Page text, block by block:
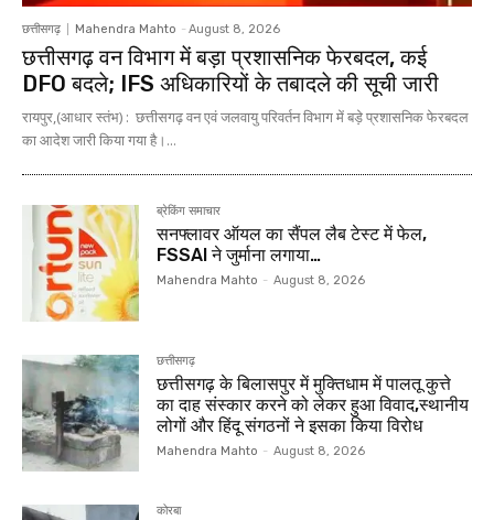
छत्तीसगढ़ Mahendra Mahto - August 8, 2026
छत्तीसगढ़ वन विभाग में बड़ा प्रशासनिक फेरबदल, कई
DFO बदले; IFS अधिकारियों के तबादले की सूची जारी
रायपुर,(आधार स्तंभ) : छत्तीसगढ़ वन एवं जलवायु परिवर्तन विभाग में बड़े प्रशासनिक फेरबदल
का आदेश जारी किया गया है।...
ब्रेकिंग समाचार
सनफ्लावर ऑयल का सैंपल लैब टेस्ट में फेल,
FSSAI ने जुर्माना लगाया…
Mahendra Mahto - August 8, 2026
छत्तीसगढ़
छत्तीसगढ़ के बिलासपुर में मुक्तिधाम में पालतू कुत्ते
का दाह संस्कार करने को लेकर हुआ विवाद,स्थानीय
लोगों और हिंदू संगठनों ने इसका किया विरोध
Mahendra Mahto - August 8, 2026
कोरबा